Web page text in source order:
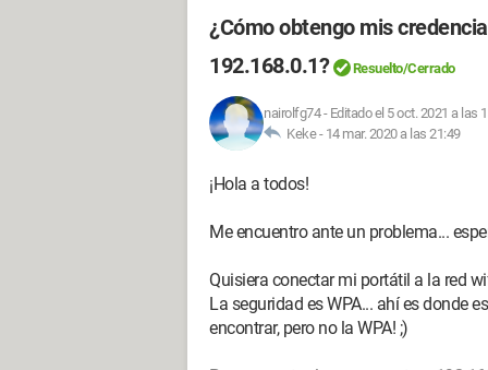
¿Cómo obtengo mis
192.168.0.1?
Resuelto/Cerrado
nairolfg74- Editado el 5 oct. 2021 a las
Keke - 14 mar. 2020 a las 21:49
¡Hola a todos!
Me encuentro ante un problema...
Quisiera conectar mi portátil a la red
La seguridad es WPA... ahí es donde
encontrar, pero no la WPA! ;)